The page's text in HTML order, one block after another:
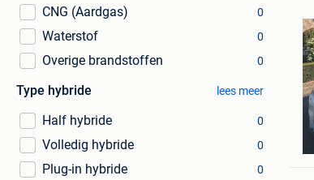
CNG (Aardgas) 0
Waterstof 0
Overige brandstoffen 0
Type hybride lees meer
Half hybride 0
Volledig hybride 0
Plug-in hybride 0